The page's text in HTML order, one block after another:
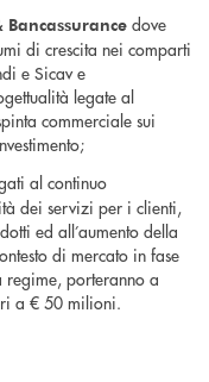
dove
di crescita nei comparti
e Sicav e
legate al
commerciale sui
al continuo
dei servizi per i clienti,
ed all’aumento della
di mercato in fase
regime, porteranno a
a € 50 milioni.